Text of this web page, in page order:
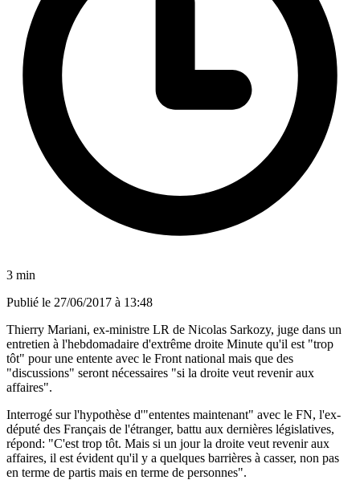
3 min
Publié le 27/06/2017 à 13:48
Thierry Mariani, ex-ministre LR de Nicolas Sarkozy, juge dans un
entretien à l'hebdomadaire d'extrême droite Minute qu'il est "trop
tôt" pour une entente avec le Front national mais que des
"discussions" seront nécessaires "si la droite veut revenir aux
affaires".
Interrogé sur l'hypothèse d'"ententes maintenant" avec le FN, l'ex-
député des Français de l'étranger, battu aux dernières législatives,
répond: "C'est trop tôt. Mais si un jour la droite veut revenir aux
affaires, il est évident qu'il y a quelques barrières à casser, non pas
en terme de partis mais en terme de personnes".